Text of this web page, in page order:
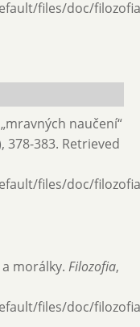
files/doc/
naučení“
378-383. Retrieved
files/doc/
a morálky. Filozofia,
files/doc/